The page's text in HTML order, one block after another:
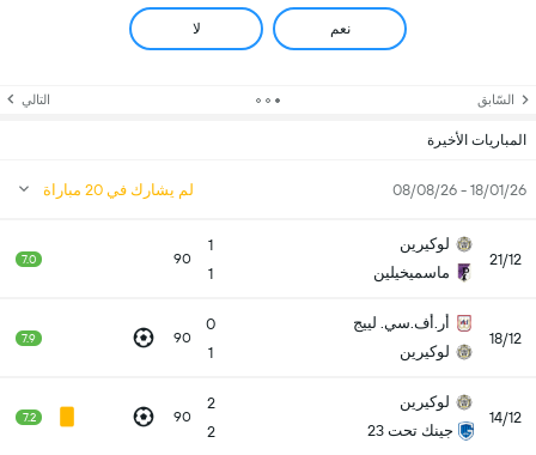
نعم لا
السّابق التالي
المباريات الأخيرة
18/01/26 - 08/08/26 لم يشارك في 20 مباراة
21/12
لوكيرين
ماسميخيلين
1
1
90
7.0
18/12
أر.أف.سي. لييج
لوكيرين
0
1
90
7.9
14/12
لوكيرين
جينك تحت 23
2
2
90
7.2